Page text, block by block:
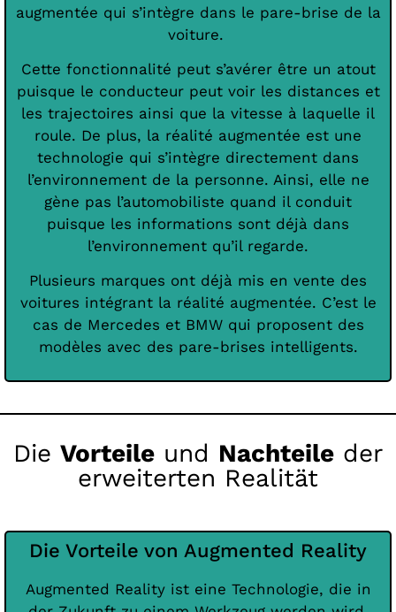
augmentée qui s’intègre dans le pare-brise de la
voiture.
Cette fonctionnalité peut s’avérer être un atout
puisque le conducteur peut voir les distances et
les trajectoires ainsi que la vitesse à laquelle il
roule. De plus, la réalité augmentée est une
technologie qui s’intègre directement dans
l’environnement de la personne. Ainsi, elle ne
gène pas l’automobiliste quand il conduit
puisque les informations sont déjà dans
l’environnement qu’il regarde.
Plusieurs marques ont déjà mis en vente des
voitures intégrant la réalité augmentée. C’est le
cas de Mercedes et BMW qui proposent des
modèles avec des pare-brises intelligents.
Die Vorteile und Nachteile der
erweiterten Realität
Die Vorteile von Augmented Reality
Augmented Reality ist eine Technologie, die in